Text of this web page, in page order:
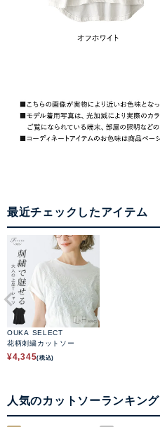
最近チェックしたアイテム
OUKA SELECT
花柄刺繍カットソー
¥4,345(税込)
人気のカットソーランキング